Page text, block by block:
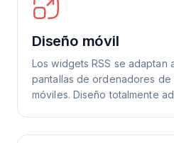
Diseño móvil
Los widgets RSS se adaptan
pantallas de ordenadores
móviles. Diseño totalmente